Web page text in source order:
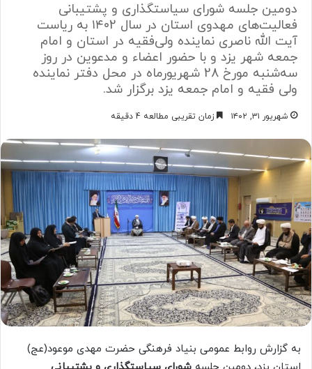
دومین جلسه شورای سیاستگذاری و پشتیبانی
فعالیت‌های مهدوی استان در سال ۱۴۰2 به ریاست
آیت الله ناصری نماینده ولی‌فقیه در استان و امام
جمعه شهر یزد و با حضور اعضاء و مدعوین در روز
سه‌شنبه مورخ 28 شهریورماه در محل دفتر نماینده
ولی فقیه و امام جمعه یزد برگزار شد.
شهریور ۳۱, ۱۴۰۲ زمان تقریبی مطالعه 4 دقیقه
به گزارش روابط عمومی بنیاد فرهنگی حضرت مهدی موعود(عج)